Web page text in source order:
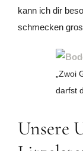
kann ich dir
schmecken
„Zwoi
darfst
Unsere